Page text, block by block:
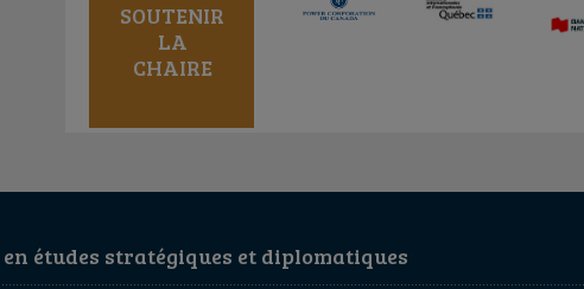
SOUTENIR
LA
CHAIRE
études stratégiques et diplomatiques